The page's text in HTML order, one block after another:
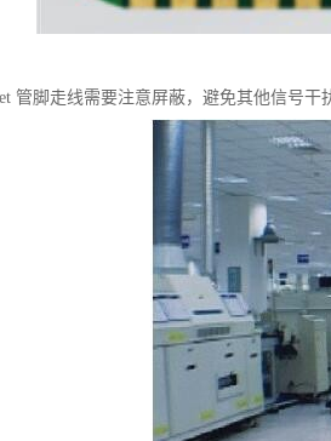
管脚走线需要注意屏蔽，避免其他信号干